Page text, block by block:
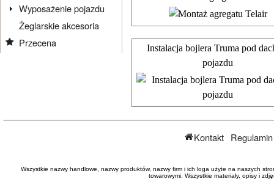
Wyposażenie pojazdu
Żeglarskie akcesoria
Przecena
Instalacja bojlera Truma pod
pojazdu
Kontakt
Wszystkie nazwy handlowe, nazwy produktów, nazwy firm i ich loga użyte na naszych
towarowymi. Wszystkie materiały, opisy i